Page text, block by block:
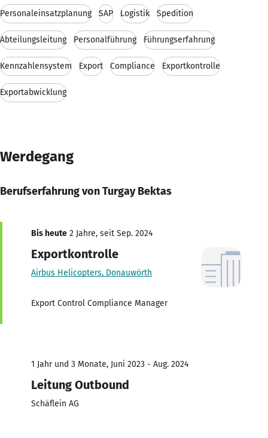
Personaleinsatzplanung SAP Logistik Spedition
Abteilungsleitung Personalführung Führungserfahrung
Kennzahlensystem Export Compliance Exportkontrolle
Exportabwicklung
Werdegang
Berufserfahrung von Turgay Bektas
Bis heute 2 Jahre, seit Sep. 2024
Exportkontrolle
Airbus Helicopters, Donauwörth
Export Control Compliance Manager
1 Jahr und 3 Monate, Juni 2023 - Aug. 2024
Leitung Outbound
Schäflein AG